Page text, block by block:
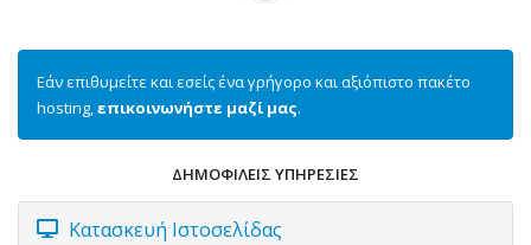
Εάν επιθυμείτε και εσείς ένα γρήγορο και αξιόπιστο πακέτο
hosting,επικοινωνήστε μαζί μας.
ΔΗΜΟΦΙΛΕΙΣ ΥΠΗΡΕΣΙΕΣ
Κατασκευή Ιστοσελίδας